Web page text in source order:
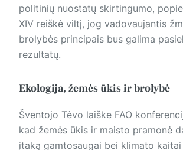
politinių nuostatų skirtingumo,
XIV reiškė viltį, jog vadovaujantis
brolybės principais bus galima
rezultatų.
Ekologija, žemės ūkis ir brolybė
Šventojo Tėvo laiške FAO
kad žemės ūkis ir maisto pramonė
įtaką gamtosaugai bei klimato